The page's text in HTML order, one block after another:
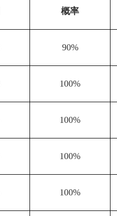
概率
90%
100%
100%
100%
100%